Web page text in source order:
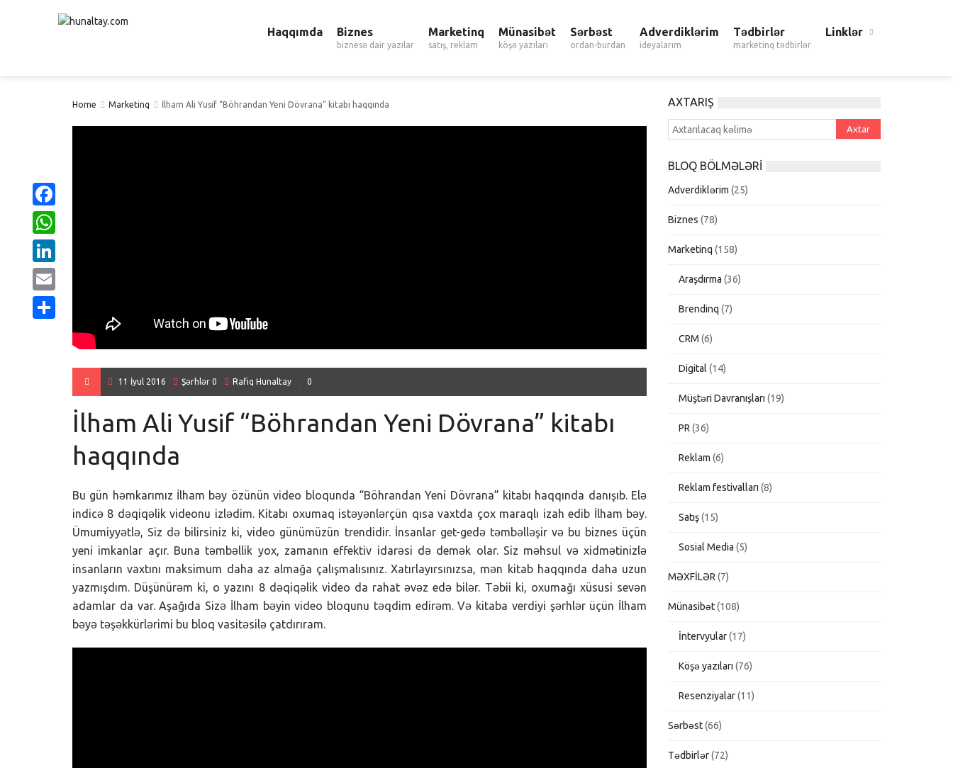
Haqqımda Biznes
biznesə dair yazılar
Marketinq
satış, reklam
Münasibət
köşə yazıları
Sərbəst
ordan-burdan
Adverdiklərim
ideyalarım
Tədbirlər
marketinq tədbirlər
Linklər
Home Marketinq İlham Ali Yusif “Böhrandan Yeni Dövrana” kitabı haqqında
11 İyul 2016 Şərhlər 0 Rafiq Hunaltay 0
İlham Ali Yusif “Böhrandan Yeni Dövrana” kitabı
haqqında
Bu gün həmkarımız İlham bəy özünün video bloqunda “Böhrandan Yeni Dövrana” kitabı haqqında danışıb. Elə
indicə 8 dəqiqəlik videonu izlədim. Kitabı oxumaq istəyənlərçün qısa vaxtda çox maraqlı izah edib İlham bəy.
Ümumiyyətlə, Siz də bilirsiniz ki, video günümüzün trendidir. İnsanlar get-gedə təmbəlləşir və bu biznes üçün
yeni imkanlar açır. Buna təmbəllik yox, zamanın effektiv idarəsi də demək olar. Siz məhsul və xidmətinizlə
insanların vaxtını maksimum daha az almağa çalışmalısınız. Xatırlayırsınızsa, mən kitab haqqında daha uzun
yazmışdım. Düşünürəm ki, o yazını 8 dəqiqəlik video da rahat əvəz edə bilər. Təbii ki, oxumağı xüsusi sevən
adamlar da var. Aşağıda Sizə İlham bəyin video bloqunu təqdim edirəm. Və kitaba verdiyi şərhlər üçün İlham
bəyə təşəkkürlərimi bu bloq vasitəsilə çatdırıram.
Facebook
WhatsApp
LinkedIn
Email
AXTARIŞ
BLOQ BÖLMƏLƏRI
Adverdiklərim (25)
Biznes (78)
Marketinq (158)
Araşdırma (36)
Brendinq (7)
CRM (6)
Digital (14)
Müştəri Davranışları (19)
PR (36)
Reklam (6)
Reklam festivalları (8)
Satış(15)
Sosial Media (5)
MƏXFİLƏR (7)
Münasibət(108)
İntervyular(17)
Köşə yazıları (76)
Resenziyalar(11)
Sərbəst(66)
Tədbirlər(72)